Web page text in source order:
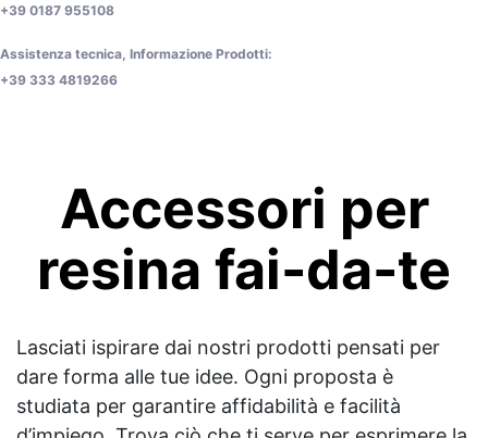
+39 0187 955108
Assistenza tecnica, Informazione Prodotti:
+39 333 4819266
Accessori per
resina fai-da-te
Lasciati ispirare dai nostri prodotti pensati per
dare forma alle tue idee. Ogni proposta è
studiata per garantire affidabilità e facilità